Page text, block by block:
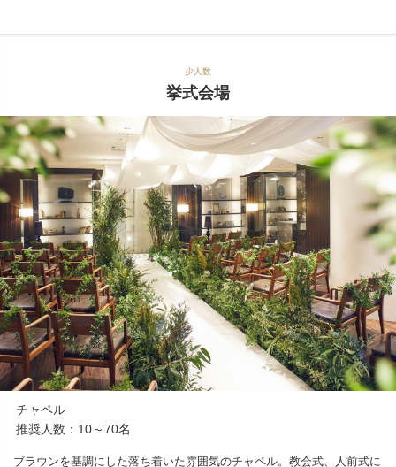
少人数
挙式会場
チャペル
推奨人数：10～70名
ブラウンを基調にした落ち着いた雰囲気のチャペル。教会式、人前式に